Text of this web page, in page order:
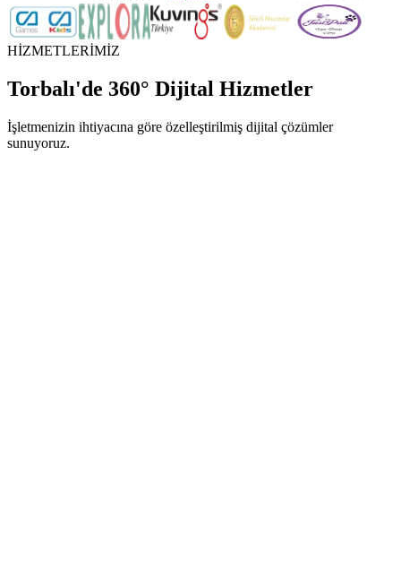
HİZMETLERİMİZ
Torbalı'de 360° Dijital Hizmetler
İşletmenizin ihtiyacına göre özelleştirilmiş dijital çözümler
sunuyoruz.